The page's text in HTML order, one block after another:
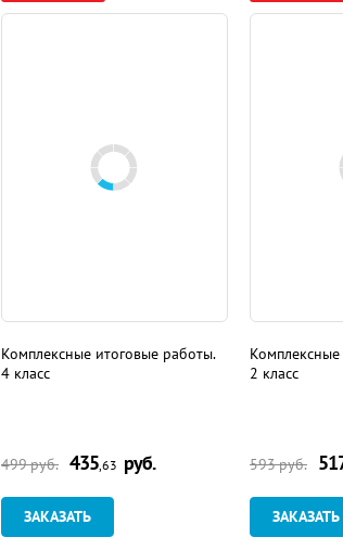
Комплексные итоговые работы.
4 класс
499руб. 435,63 руб.
ЗАКАЗАТЬ
2 класс
593руб.
ЗАКАЗАТЬ